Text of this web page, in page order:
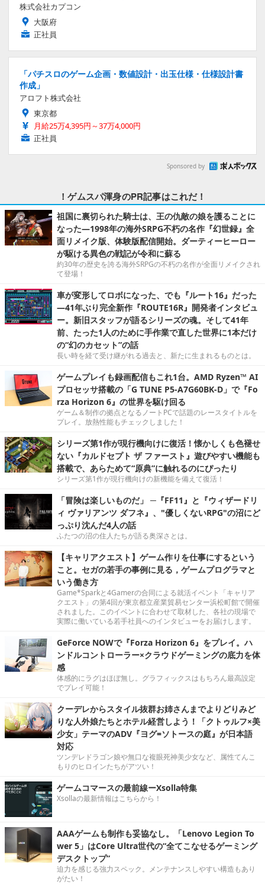
株式会社カプコン
大阪府
正社員
「パチスロのゲーム企画・数値設計・出玉仕様・仕様設計書
作成」
アロフト株式会社
東京都
月給25万4,395円～37万4,000円
正社員
Sponsored by
！ゲムスパ渾身のPR記事はこれだ！
祖国に裏切られた騎士は、王の仇敵の娘を護ることに
なった―1998年の海外SRPG不朽の名作『幻世録』全
面リメイク版、体験版配信開始。ダーティーヒーロー
が駆ける異色の戦記が令和に蘇る
約30年の歴史を誇る海外SRPGの不朽の名作が全面リメイクされ
て登場！
車が変形してロボになった、でも『ルート16』だった
―41年ぶり完全新作『ROUTE16R』開発者インタビュ
ー。新旧スタッフが語るシリーズの魂。そして41年
前、たった1人のために手作業で直した世界に1本だけ
の“幻のカセット”の話
長い時を経て受け継がれる過去と、新たに生まれるものとは。
ゲームプレイも録画配信もこれ1台。AMD Ryzen™ AI
プロセッサ搭載の「G TUNE P5-A7G60BK-D」で『Fo
rza Horizon 6』の世界を駆け回る
ゲーム＆制作の拠点となるノートPCで話題のレースタイトルを
プレイ。放熱性能もチェックしました！
シリーズ第1作が現行機向けに復活！懐かしくも色褪せ
ない『カルドセプト ザ ファースト』遊びやすい機能も
搭載で、あらためて“原典”に触れるのにぴったり
シリーズ第1作が現行機向けの新機能を備えて復活！
「冒険は楽しいものだ」 ─『FF11』と『ウィザードリ
ィ ヴァリアンツ ダフネ』、"優しくないRPG"の沼にど
っぷり沈んだ4人の話
ふたつの沼の住人たちが語る奥深さとは。
【キャリアクエスト】ゲーム作りを仕事にするという
こと。セガの若手の事例に見る，ゲームプログラマと
いう働き方
Game*Sparkと4Gamerの合同による就活イベント「キャリア
クエスト」の第4回が東京都立産業貿易センター浜松町館で開催
されました。このイベントに合わせて取材した、各社の現場で
実際に働いている若手社員へのインタビューをお届けします。
GeForce NOWで『Forza Horizon 6』をプレイ。ハ
ンドルコントローラー×クラウドゲーミングの底力を体
感
体感的にラグはほぼ無し。グラフィックスはもちろん最高設定
でプレイ可能！
クーデレからスタイル抜群お姉さんまでよりどりみど
りな人外娘たちとホテル経営しよう！「クトゥルフ×美
少女」テーマのADV『ヨグ=ソトースの庭』が日本語
対応
ツンデレドラゴン娘や無口な複眼死神美少女など、属性てんこ
もりのヒロインたちがアツい！
ゲームコマースの最前線ーXsolla特集
Xsollaの最新情報はこちらから！
AAAゲームも制作も妥協なし。「Lenovo Legion To
wer 5」はCore Ultra世代の“全てこなせるゲーミング
デスクトップ”
迫力を感じる強力スペック。メンテナンスしやすい構造もあり
がたい！